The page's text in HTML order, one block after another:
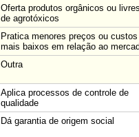
Oferta produtos orgânicos ou livres
de agrotóxicos
Pratica menores preços ou custos
mais baixos em relação ao
Outra
Aplica processos de controle de
qualidade
Dá garantia de origem social